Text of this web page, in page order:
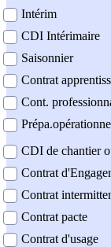
Intérim
CDI Intérimaire
Saisonnier
Contrat
Cont.
CDI de chantier
Contrat
Contrat
Contrat pacte
Contrat d'usage